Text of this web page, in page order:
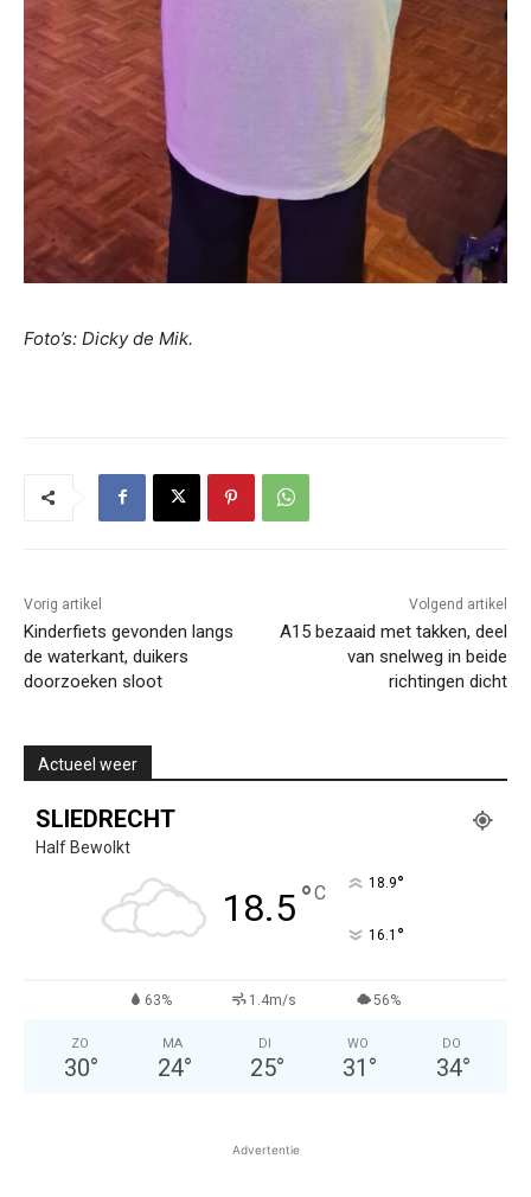
Foto’s: Dicky de Mik.
Vorig artikel
Kinderfiets gevonden langs
de waterkant, duikers
doorzoeken sloot
Volgend artikel
A15 bezaaid met takken, deel
van snelweg in beide
richtingen dicht
Actueel weer
SLIEDRECHT
Half Bewolkt
18.5°C 18.9°
16.1 °
63% 1.4m/s 56%
ZO
30°
MA
24°
DI
25°
WO
31 °
DO
34°
Advertentie